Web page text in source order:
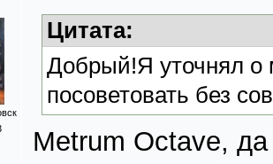
Цитата:
Добрый!Я уточнял о
посоветовать без
Metrum Octave,